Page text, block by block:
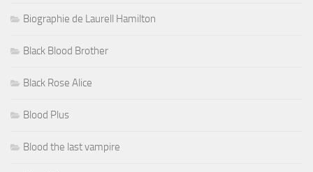
Biographie de Laurell Hamilton
Black Blood Brother
Black Rose Alice
Blood Plus
Blood the last vampire